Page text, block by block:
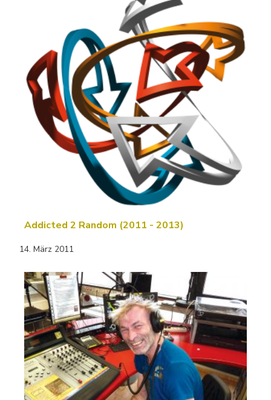
Addicted 2 Random (2011 - 2013)
14. März 2011